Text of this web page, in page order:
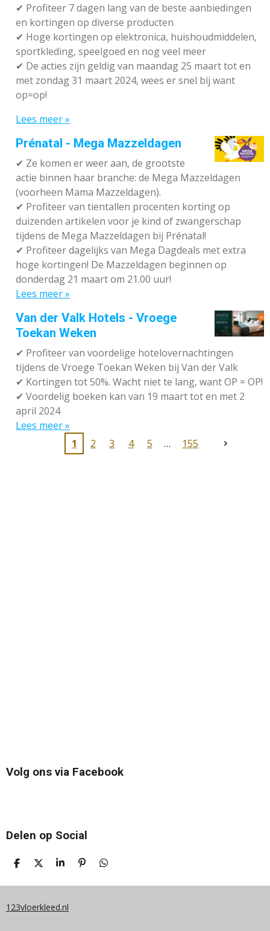
✔ Profiteer 7 dagen lang van de beste aanbiedingen
en kortingen op diverse producten
✔ Hoge kortingen op elektronica, huishoudmiddelen,
sportkleding, speelgoed en nog veel meer
✔ De acties zijn geldig van maandag 25 maart tot en
met zondag 31 maart 2024, wees er snel bij want
op=op!
Lees meer »
Prénatal - Mega Mazzeldagen
✔ Ze komen er weer aan, de grootste
actie binnen haar branche: de Mega Mazzeldagen
(voorheen Mama Mazzeldagen).
✔ Profiteer van tientallen procenten korting op
duizenden artikelen voor je kind of zwangerschap
tijdens de Mega Mazzeldagen bij Prénatal!
✔ Profiteer dagelijks van Mega Dagdeals met extra
hoge kortingen! De Mazzeldagen beginnen op
donderdag 21 maart om 21.00 uur!
Lees meer »
Van der Valk Hotels - Vroege
Toekan Weken
✔ Profiteer van voordelige hotelovernachtingen
tijdens de Vroege Toekan Weken bij Van der Valk
✔ Kortingen tot 50%. Wacht niet te lang, want OP = OP!
✔ Voordelig boeken kan van 19 maart tot en met 2
april 2024
Lees meer »
1
2 3 4 5 155
Volg ons via Facebook
Delen op Social
D
L
N
D
E
S
A
E
P
N
D
L
123vloerkleed.nl